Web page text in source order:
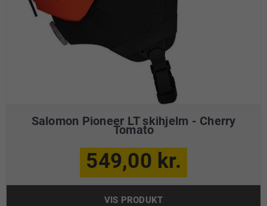
Salomon Pioneer LT skihjelm - Cherry
Tomato
549,00 kr.
VIS PRODUKT